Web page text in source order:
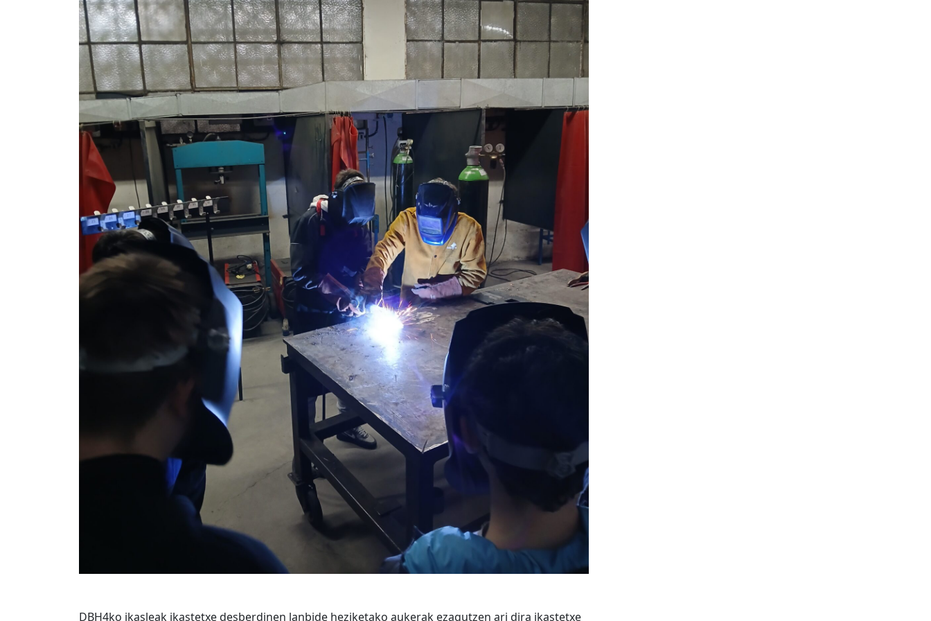
DBH4ko ikasleak ikastetxe desberdinen lanbide heziketako aukerak ezagutzen ari dira ikastetxe